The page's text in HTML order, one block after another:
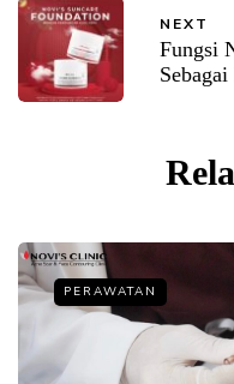
NEXT
Fungsi
PERAWATAN